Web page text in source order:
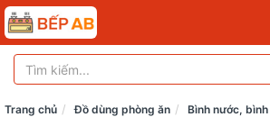
Trang chủ Đồ dùng phòng ăn Bình nước,